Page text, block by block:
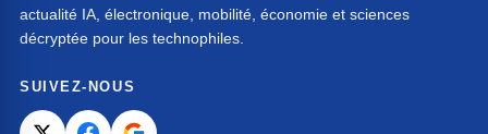
actualité IA, électronique, mobilité, économie et sciences
décryptée pour les technophiles.
SUIVEZ-NOUS